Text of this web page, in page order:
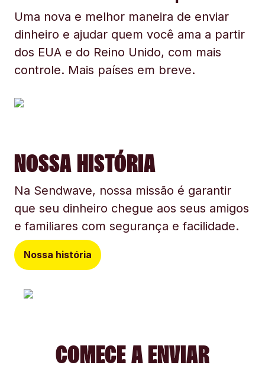
Uma nova e melhor maneira de enviar
dinheiro e ajudar quem você ama a partir
dos EUA e do Reino Unido, com mais
controle. Mais países em breve.
NOSSA HISTÓRIA
Na Sendwave, nossa missão é garantir
que seu dinheiro chegue aos seus amigos
e familiares com segurança e facilidade.
Nossa história
COMECE A ENVIAR